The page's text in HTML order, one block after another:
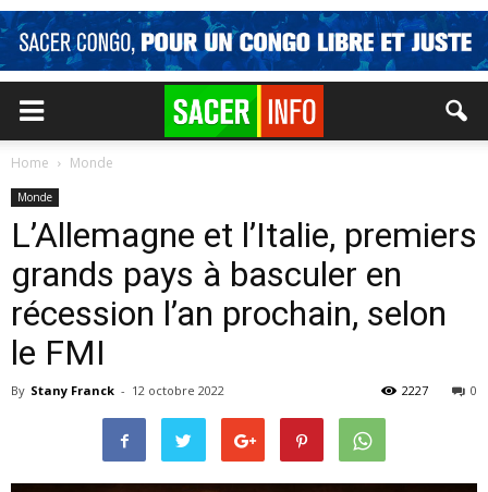
Home Monde
Monde
L’Allemagne et l’Italie, premiers
grands pays à basculer en
récession l’an prochain, selon
le FMI
By Stany Franck - 12 octobre 2022 0
2227